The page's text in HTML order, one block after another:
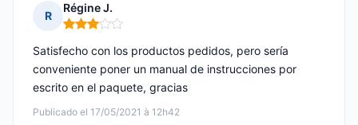
R
Régine J.
Nota: 3 de 5
Publicado el 17/05/2021 à 12h42
Satisfecho con los productos pedidos, pero sería
conveniente poner un manual de instrucciones por
escrito en el paquete, gracias